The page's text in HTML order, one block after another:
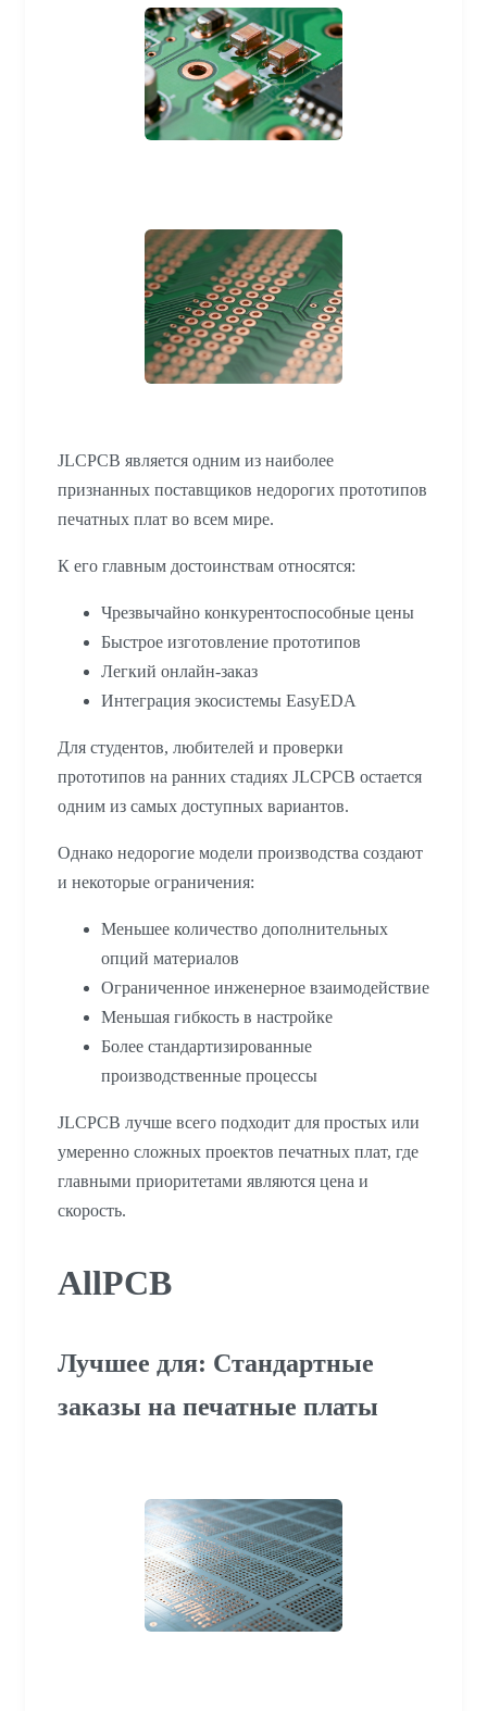
JLCPCB является одним из наиболее
признанных поставщиков недорогих прототипов
печатных плат во всем мире.
К его главным достоинствам относятся:
Чрезвычайно конкурентоспособные цены
Быстрое изготовление прототипов
Легкий онлайн-заказ
Интеграция экосистемы EasyEDA
Для студентов, любителей и проверки
прототипов на ранних стадиях JLCPCB остается
одним из самых доступных вариантов.
Однако недорогие модели производства создают
и некоторые ограничения:
Меньшее количество дополнительных
опций материалов
Ограниченное инженерное взаимодействие
Меньшая гибкость в настройке
Более стандартизированные
производственные процессы
JLCPCB лучше всего подходит для простых или
умеренно сложных проектов печатных плат, где
главными приоритетами являются цена и
скорость.
AllPCB
Лучшее для: Стандартные
заказы на печатные платы